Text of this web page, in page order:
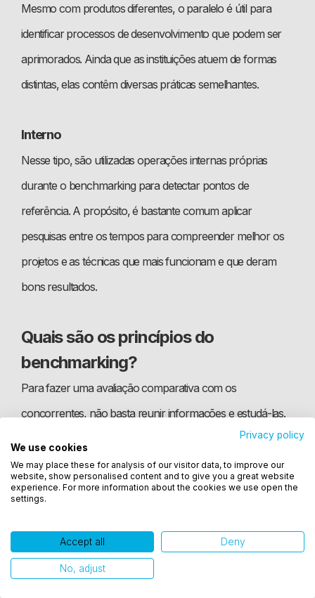
Utilizamos cookies para oferecer melhor
experiência, melhorar o desempenho, analisar
como você interage em nosso site e personalizar
conteúdo. Ao utilizar este site, você concorda com
Ok, entendi!
Mesmo com produtos diferentes, o paralelo é útil para
identificar processos de desenvolvimento que podem ser
aprimorados. Ainda que as instituições atuem de formas
distintas, elas contêm diversas práticas semelhantes.
Interno
Nesse tipo, são utilizadas operações internas próprias
durante o benchmarking para detectar pontos de
referência. A propósito, é bastante comum aplicar
pesquisas entre os tempos para compreender melhor os
projetos e as técnicas que mais funcionam e que deram
bons resultados.
Quais são os princípios do
benchmarking?
Para fazer uma avaliação comparativa com os
concorrentes, não basta reunir informações e estudá-las.
É preciso considerar conceitos éticos que garantam uma
boa execução do banco. Conheça quais são esses
princípios e seus diferenciais:
- legalidade — osdados obtidos
devem ser completos,
transparentes e legais;
Privacy policy
We use cookies
We may place these for analysis of our visitor data, to improve our
website, show personalised content and to give you a great website
experience. For more information about the cookies we use open the
settings.
Accept all Deny
No, adjust